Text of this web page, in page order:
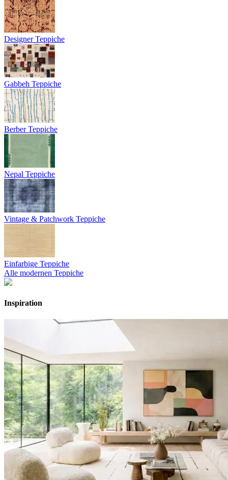
Designer Teppiche
Gabbeh Teppiche
Berber Teppiche
Nepal Teppiche
Vintage & Patchwork Teppiche
Einfarbige Teppiche
Alle modernen Teppiche
Inspiration